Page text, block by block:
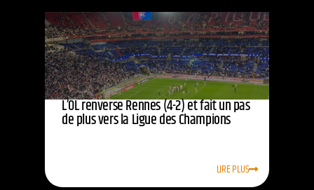
L’OL renverse Rennes (4-2) et fait un pas
de plus vers la Ligue des Champions
LIRE PLUS